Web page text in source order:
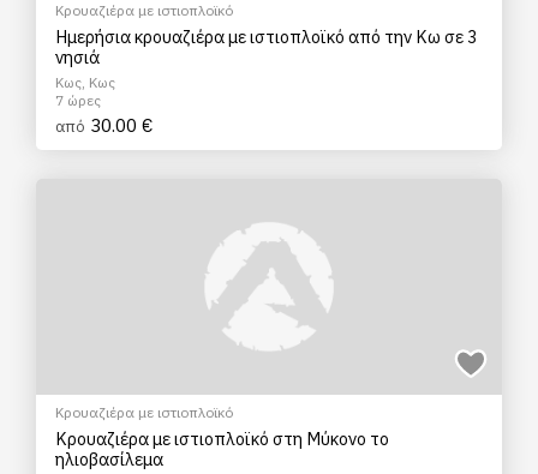
Κρουαζιέρα με ιστιοπλοϊκό
Ημερήσια κρουαζιέρα με ιστιοπλοϊκό από την Κω σε 3
νησιά
Κως, Κως
7 ώρες
από 30.00 €
Κρουαζιέρα με ιστιοπλοϊκό
Κρουαζιέρα με ιστιοπλοϊκό στη Μύκονο το
ηλιοβασίλεμα